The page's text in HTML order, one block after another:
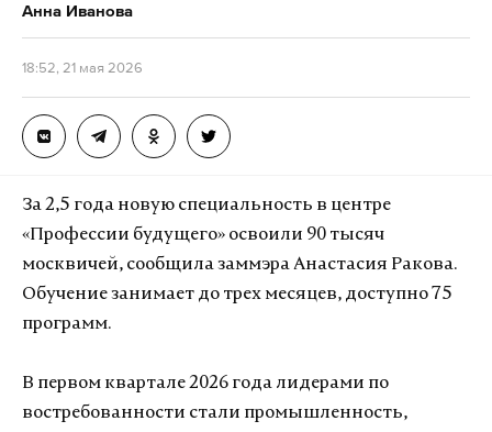
Анна Иванова
18:52, 21 мая 2026
За 2,5 года новую специальность в центре
«Профессии будущего» освоили 90 тысяч
москвичей, сообщила заммэра Анастасия Ракова.
Обучение занимает до трех месяцев, доступно 75
программ.
В первом квартале 2026 года лидерами по
востребованности стали промышленность,